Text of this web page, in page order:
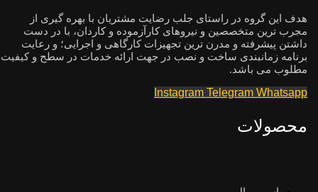
هدف این گروه در راستای جلب رضایت مشتریان با بهره گیری از
مجرب ترین متخصصین و نیروهای کارآزموده و کاردان، با در دست
داشتن پیشرفته و مدرن ترین تجهیزات کارگاهی و اجرایی؛ و رعایت
برنامه زمانبندی ساخت و نصب در جهت ارائه خدمات در سطح و کیفیت
مطلوب می باشد.
Instagram Telegram Whatsapp
محصولات